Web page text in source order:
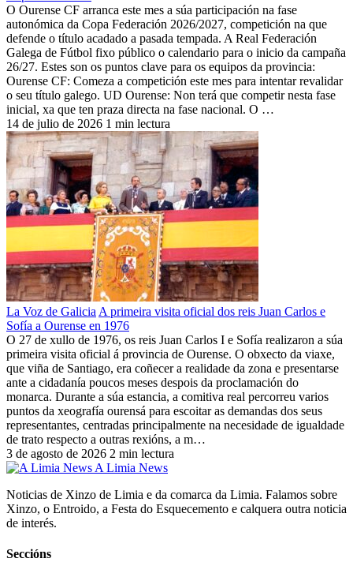
O Ourense CF arranca este mes a súa participación na fase
autonómica da Copa Federación 2026/2027, competición na que
defende o título acadado a pasada tempada. A Real Federación
Galega de Fútbol fixo público o calendario para o inicio da campaña
26/27. Estes son os puntos clave para os equipos da provincia:
Ourense CF: Comeza a competición este mes para intentar revalidar
o seu título galego. UD Ourense: Non terá que competir nesta fase
inicial, xa que ten praza directa na fase nacional. O …
14 de julio de 2026 1 min lectura
La Voz de Galicia A primeira visita oficial dos reis Juan Carlos e
Sofía a Ourense en 1976
O 27 de xullo de 1976, os reis Juan Carlos I e Sofía realizaron a súa
primeira visita oficial á provincia de Ourense. O obxecto da viaxe,
que viña de Santiago, era coñecer a realidade da zona e presentarse
ante a cidadanía poucos meses despois da proclamación do
monarca. Durante a súa estancia, a comitiva real percorreu varios
puntos da xeografía ourensá para escoitar as demandas dos seus
representantes, centradas principalmente na necesidade de igualdade
de trato respecto a outras rexións, a m…
3 de agosto de 2026 2 min lectura
A Limia News
Noticias de Xinzo de Limia e da comarca da Limia. Falamos sobre
Xinzo, o Entroido, a Festa do Esquecemento e calquera outra noticia
de interés.
Seccións